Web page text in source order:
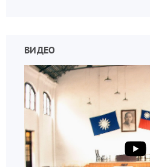
ВИДЕО